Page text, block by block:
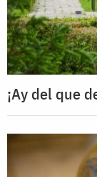
¡Ay del que